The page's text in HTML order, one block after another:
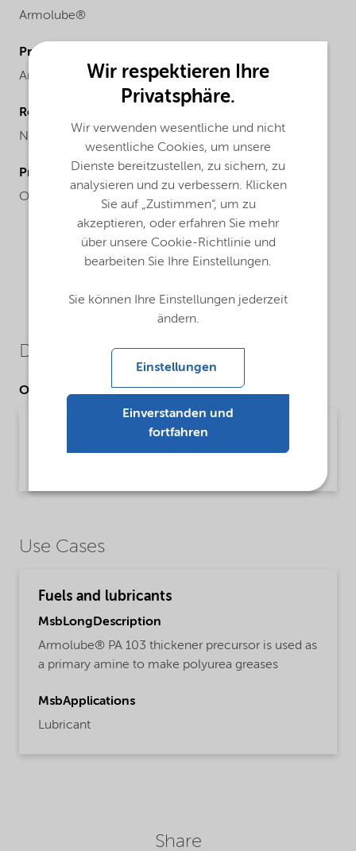
Armolube®
ProductChemicalFamily
Amines
Regional availability
North America
ProductChemicalsName
Octadecylamine
Downloads
Other Documents
Armolube® and Armofuel® solutions -
Use Cases
Fuels and lubricants
MsbLongDescription
Armolube® PA 103 thickener precursor is used as
a primary amine to make polyurea greases
MsbApplications
Lubricant
Share
Wir respektieren Ihre
Privatsphäre.
Wir verwenden wesentliche und nicht
wesentliche Cookies, um unsere
Dienste bereitzustellen, zu sichern, zu
analysieren und zu verbessern. Klicken
Sie auf „Zustimmen“, um zu
akzeptieren, oder erfahren Sie mehr
über unsere Cookie-Richtlinie und
bearbeiten Sie Ihre Einstellungen.
Sie können Ihre Einstellungen jederzeit
ändern.
Einstellungen
Einverstanden und
fortfahren